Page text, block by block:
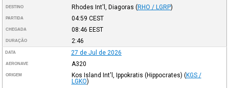
DESTINO Rhodes Int'l, Diagoras (RHO / LGRP)
PARTIDA 04:59 CEST
CHEGADA 08:46 EEST
DURAÇÃO 2:46
DATA 27 de Jul de 2026
AERONAVE A320
ORIGEM Kos Island Int'l, Ippokratis (Hippocrates) (KGS /
LGKO)